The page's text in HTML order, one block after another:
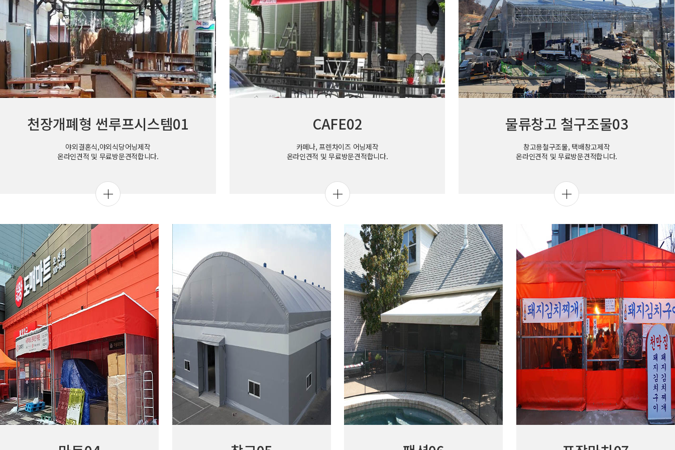
천장개폐형 썬루프시스템01
야외결혼식,야외식당어닝제작
온라인견적 및 무료방문견적합니다.
CAFE02
카페나, 프렌차이즈 어닝제작
온라인견적 및 무료방문견적합니다.
물류창고 철구조물03
창고용철구조물, 택배창고제작
온라인견적 및 무료방문견적합니다.